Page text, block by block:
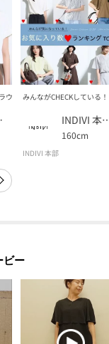
ウス」
フ
みんながCHECKしている
INDIVI
160cm
INDIVI 本部
ビー